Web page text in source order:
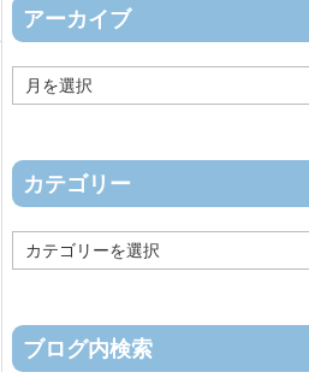
アーカイブ
ー
ブ
カテゴリー
テ
ー
ブログ内検索